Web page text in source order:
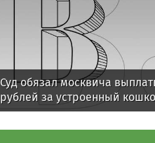
Суд обязал москвича
рублей за устроенный